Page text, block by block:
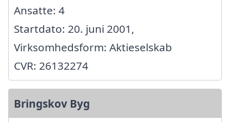
Ansatte: 4
Startdato: 20. juni 2001,
Virksomhedsform: Aktieselskab
CVR: 26132274
Bringskov Byg